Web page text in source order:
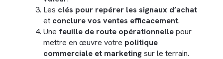
Les clés pour repérer les signaux d’achat
et conclure vos ventes efficacement.
Une feuille de route opérationnellepour
mettre en œuvre votre politique
commerciale et marketingsur le terrain.